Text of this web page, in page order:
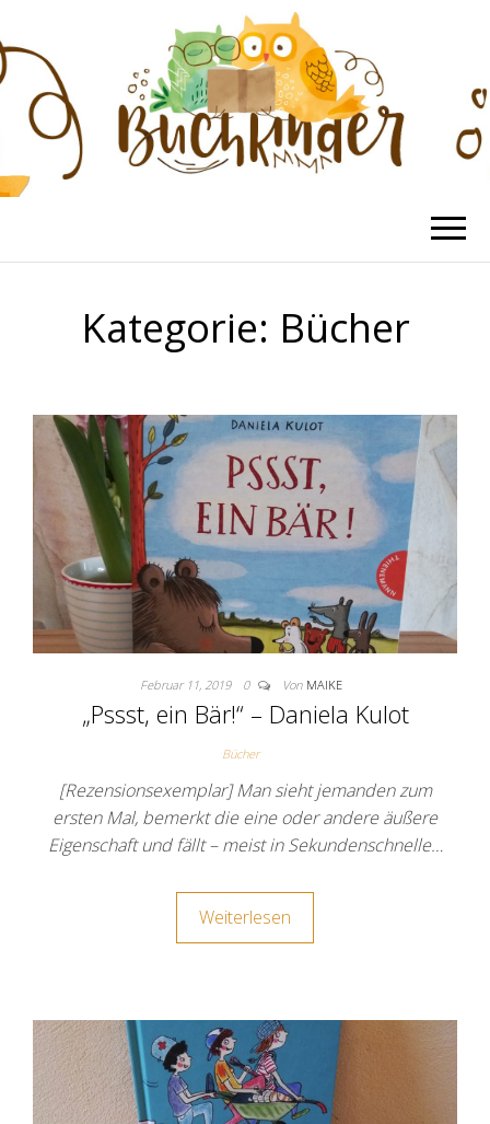
Die schönsten Kinderbücher
Kategorie: Bücher
Februar 11, 2019 0 Von MAIKE
„Pssst, ein Bär!“ – Daniela Kulot
Bücher
[Rezensionsexemplar] Man sieht jemanden zum
ersten Mal, bemerkt die eine oder andere äußere
Eigenschaft und fällt – meist in Sekundenschnelle…
Weiterlesen